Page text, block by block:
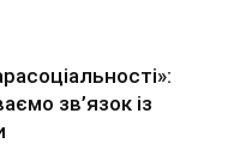
зв’язок із